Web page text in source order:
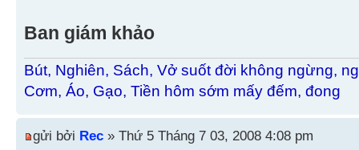
Ban giám khảo
Bút, Nghiên, Sách, Vở suốt đời không ngừng,
Cơm, Áo, Gạo, Tiền hôm sớm mấy đếm, đong
gửi bởi Rec » Thứ 5 Tháng 7 03, 2008 4:08 pm